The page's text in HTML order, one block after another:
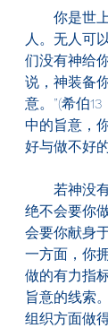
你是世上
人。无人可
们没有神给
说，神装备
意。”(希伯
中的旨意，
好与做不好的
若神没有
绝不会要你
会要你献身
一方面，你
做的有力指
旨意的线索
组织方面做